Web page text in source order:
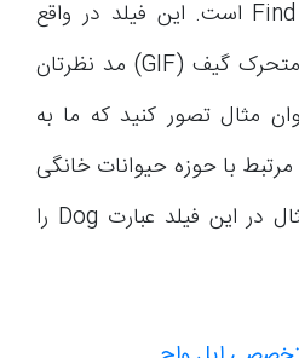
Find Images and Videos است. این فیلد در واقع
محل جستجوی تصاویر متحرک گیف (GIF) مد نظرتان
مثال تصور کنید که ما به
با حوزه حیوانات خانگی
هستیم. بنابراین برای مثال در این فیلد عبارت Dog را